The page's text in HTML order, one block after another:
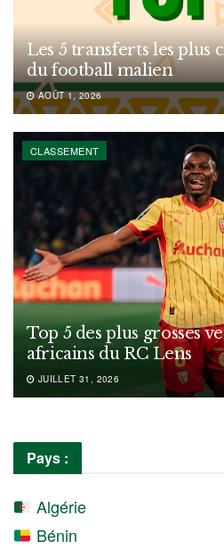
Les 5 transferts les plus
du football malien
AOÛT 1, 2026
CLASSEMENT
Top 5 des plus grosses
africains du RC Lens
JUILLET 31, 2026
Pays :
Algérie
Bénin